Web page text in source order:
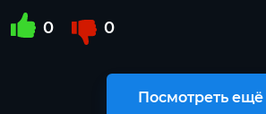
0 0
Посмотреть ещё